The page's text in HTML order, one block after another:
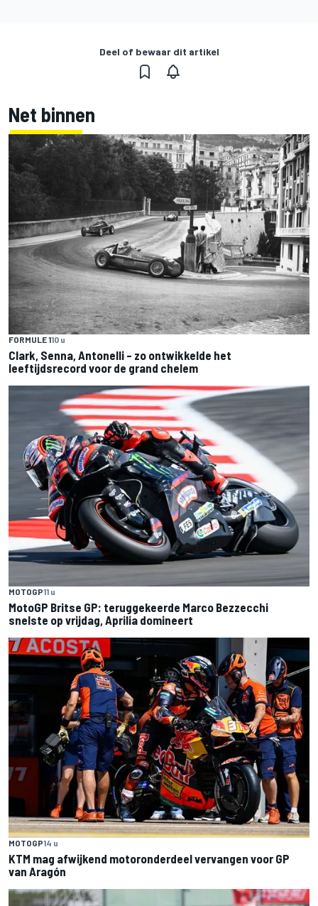
Deel of bewaar dit artikel
Net binnen
FORMULE 110 u
Clark, Senna, Antonelli – zo ontwikkelde het
leeftijdsrecord voor de grand chelem
MOTOGP11 u
MotoGP Britse GP: teruggekeerde Marco Bezzecchi
snelste op vrijdag, Aprilia domineert
MOTOGP14 u
KTM mag afwijkend motoronderdeel vervangen voor GP
van Aragón